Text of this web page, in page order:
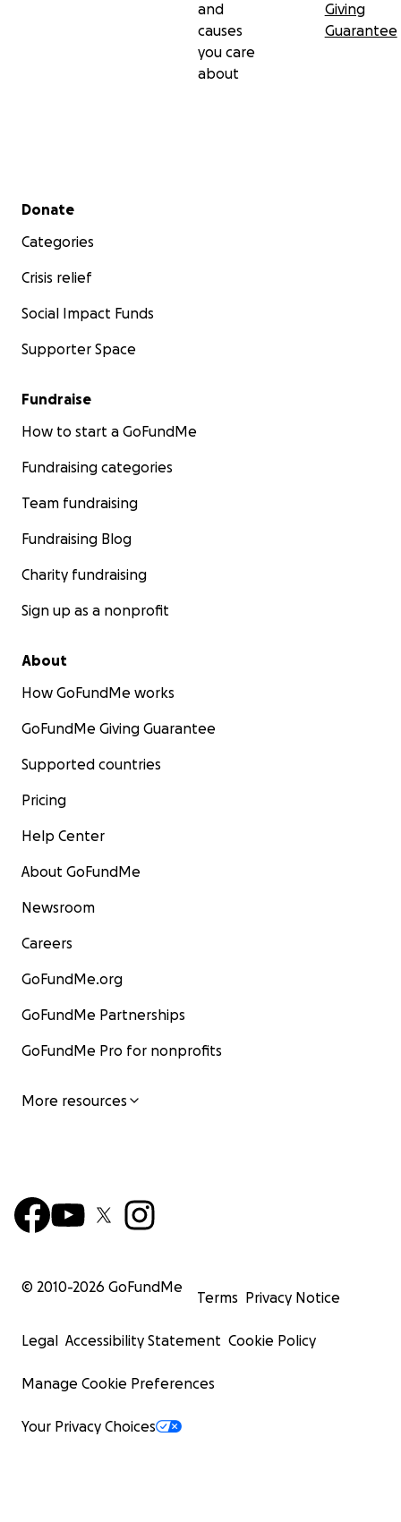
and
causes
you care
about
Giving
Guarantee
Secondary menu
Donate
Categories
Crisis relief
Social Impact Funds
Supporter Space
Fundraise
How to start a GoFundMe
Fundraising categories
Team fundraising
Fundraising Blog
Charity fundraising
Sign up as a nonprofit
About
How GoFundMe works
GoFundMe Giving Guarantee
Supported countries
Pricing
Help Center
About GoFundMe
Newsroom
Careers
GoFundMe.org
GoFundMe Partnerships
GoFundMe Pro for nonprofits
More resources
© 2010-2026 GoFundMe
Terms Privacy Notice
Legal Accessibility Statement Cookie Policy
Manage Cookie Preferences
Your Privacy Choices